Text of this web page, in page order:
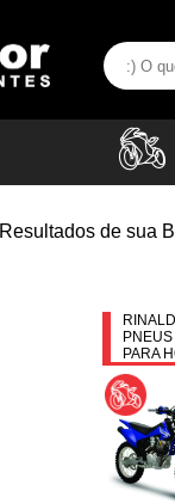
Resultados de sua
PARA